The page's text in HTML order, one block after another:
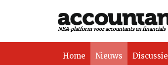
NBA-platform voor accountants en financials
Home Nieuws Discussie